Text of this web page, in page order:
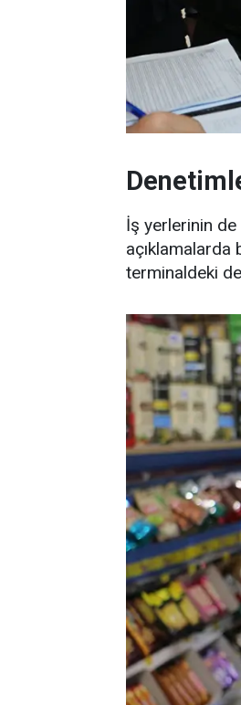
İş yerlerinin
açıklamalarda
terminaldeki